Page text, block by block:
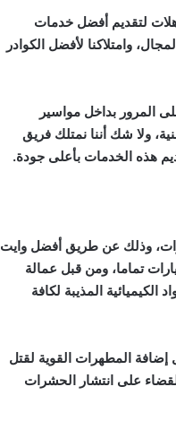
لتقديم أفضل خدمات
وامتلاكنا لأفضل الكوادر
المرور بداخل مواسير
ولا شك أننا نمتلك فريق
هذه الخدمات بأعلى جودة.
وذلك عن طريق أفضل وايت
تماما، ومن قبل عمالة
المذيبة لكافة
إضافة المطهرات القوية لقتل
على انتشار الحشرات